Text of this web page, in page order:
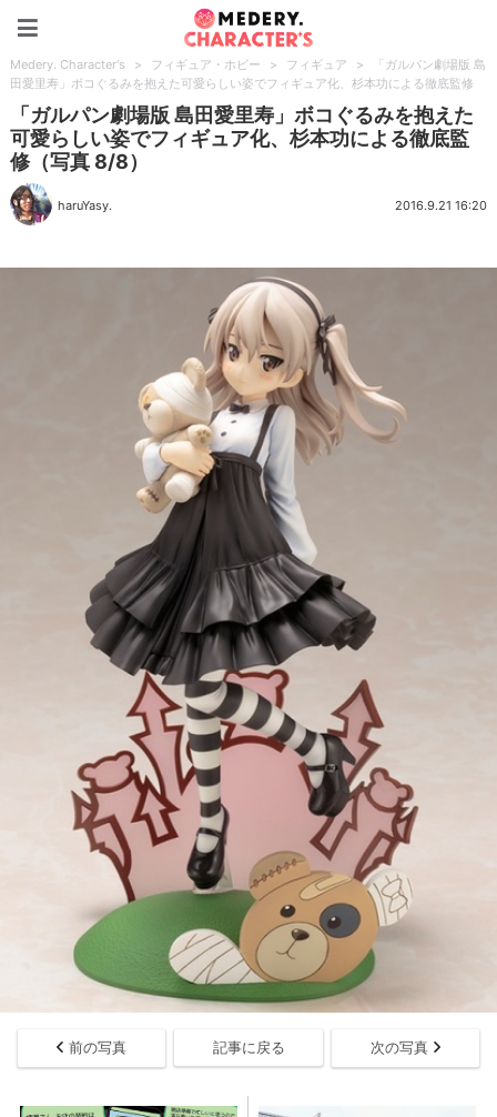
Medery. Character's > フィギュア・ホビー > フィギュア >
「ガルパン劇場版 島
田愛里寿」ボコぐるみを抱えた可愛らしい姿でフィギュア化、杉本功による徹底監修
「ガルパン劇場版 島田愛里寿」ボコぐるみを抱えた
可愛らしい姿でフィギュア化、杉本功による徹底監
修（写真 8/8）
haruYasy. 2016.9.21 16:20
前の写真 記事に戻る 次の写真